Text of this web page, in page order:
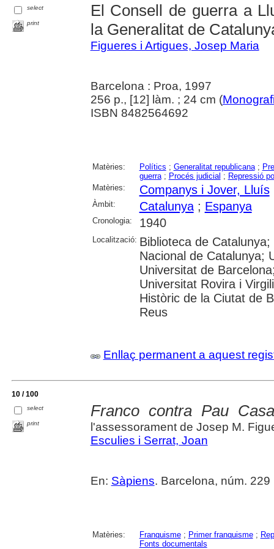
select
print
El Consell de guerra a
la Generalitat de
Figueres i Artigues, Josep Maria
Barcelona : Proa, 1997
256 p., [12] làm. ; 24 cm (
ISBN 8482564692
Matèries: Polítics ; Generalitat republicana;
guerra; Procés judicial ; Repressió
Matèries:
Companys i Jover, Lluís
Àmbit: Catalunya; Espanya
Cronologia: 1940
Localització: Biblioteca de
Nacional de Catalunya;
Universitat de
Universitat Rovira i
Històric de la Ciutat de
Reus
Enllaç permanent a aquest
10 / 100
select
print
Franco contra Pau
l'assessorament de Josep M.
Esculies i Serrat, Joan
En: Sàpiens. Barcelona, núm.
Matèries: Franquisme; Primer franquisme;
Fonts documentals